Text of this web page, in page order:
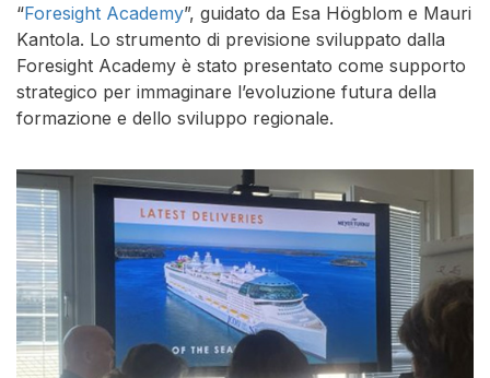
“Foresight Academy”, guidato da Esa Högblom e Mauri
Kantola. Lo strumento di previsione sviluppato dalla
Foresight Academy è stato presentato come supporto
strategico per immaginare l’evoluzione futura della
formazione e dello sviluppo regionale.